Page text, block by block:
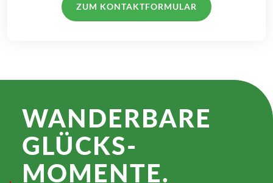
ZUM KONTAKTFORMULAR
WANDER­BARE
GLÜCKS­
MOMENTE.